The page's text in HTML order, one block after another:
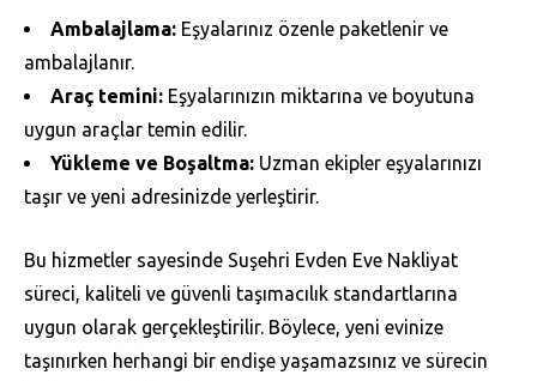
Ambalajlama: Eşyalarınız özenle paketlenir ve
ambalajlanır.
Araç temini: Eşyalarınızın miktarına ve boyutuna
uygun araçlar temin edilir.
Yükleme ve Boşaltma: Uzman ekipler eşyalarınızı
taşır ve yeni adresinizde yerleştirir.
Bu hizmetler sayesinde Suşehri Evden Eve Nakliyat
süreci, kaliteli ve güvenli taşımacılık standartlarına
uygun olarak gerçekleştirilir. Böylece, yeni evinize
taşınırken herhangi bir endişe yaşamazsınız ve sürecin